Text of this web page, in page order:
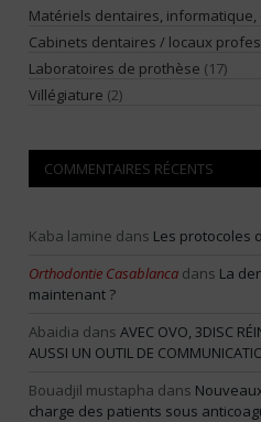
Matériels dentaires,
Cabinets dentaires / locaux
Laboratoires de prothèse (17)
Villégiature (2)
COMMENTAIRES RÉCENTS
Kaba lamine dans Les protocoles
Orthodontie Casablanca dans La
maintenant ?
Abaidia dans AVEC OVO, 3DISC
AUSSI UN OUTIL DE
Bouadjil mustapha dans
charge des patients sous